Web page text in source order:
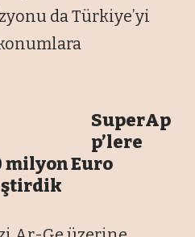
da Türkiye’yi
SuperAp
p’lere
milyon Euro